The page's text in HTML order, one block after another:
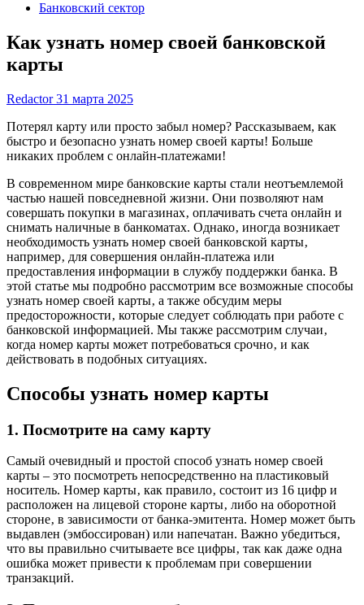
Банковский сектор
Как узнать номер своей банковской
карты
Redactor31 марта 2025
Потерял карту или просто забыл номер? Рассказываем, как
быстро и безопасно узнать номер своей карты! Больше
никаких проблем с онлайн-платежами!
В современном мире банковские карты стали неотъемлемой
частью нашей повседневной жизни. Они позволяют нам
совершать покупки в магазинах‚ оплачивать счета онлайн и
снимать наличные в банкоматах. Однако‚ иногда возникает
необходимость узнать номер своей банковской карты‚
например‚ для совершения онлайн-платежа или
предоставления информации в службу поддержки банка. В
этой статье мы подробно рассмотрим все возможные способы
узнать номер своей карты‚ а также обсудим меры
предосторожности‚ которые следует соблюдать при работе с
банковской информацией. Мы также рассмотрим случаи‚
когда номер карты может потребоваться срочно‚ и как
действовать в подобных ситуациях.
Способы узнать номер карты
1. Посмотрите на саму карту
Самый очевидный и простой способ узнать номер своей
карты – это посмотреть непосредственно на пластиковый
носитель. Номер карты‚ как правило‚ состоит из 16 цифр и
расположен на лицевой стороне карты‚ либо на оборотной
стороне‚ в зависимости от банка-эмитента. Номер может быть
выдавлен (эмбоссирован) или напечатан. Важно убедиться‚
что вы правильно считываете все цифры‚ так как даже одна
ошибка может привести к проблемам при совершении
транзакций.